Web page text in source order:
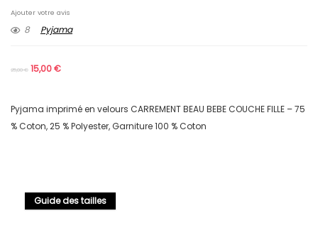
Ajouter votre avis
8 Pyjama
25,00€ 15,00€
Pyjama imprimé en velours CARREMENT BEAU BEBE COUCHE FILLE – 75
% Coton, 25 % Polyester, Garniture 100 % Coton
Guide des tailles